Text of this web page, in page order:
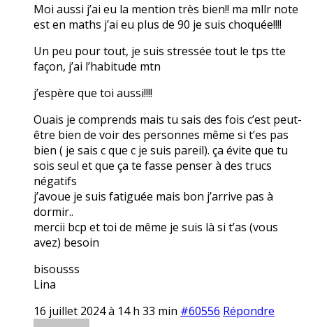
Moi aussi j’ai eu la mention très bien!! ma mllr note
est en maths j’ai eu plus de 90 je suis choquée!!!!
Un peu pour tout, je suis stressée tout le tps tte
façon, j’ai l’habitude mtn
j’espère que toi aussi!!!!
Ouais je comprends mais tu sais des fois c’est peut-
être bien de voir des personnes même si t’es pas
bien ( je sais c que c je suis pareil). ça évite que tu
sois seul et que ça te fasse penser à des trucs
négatifs
j’avoue je suis fatiguée mais bon j’arrive pas à
dormir..
mercii bcp et toi de même je suis là si t’as (vous
avez) besoin
bisousss
Lina
16 juillet 2024 à 14 h 33 min #60556 Répondre